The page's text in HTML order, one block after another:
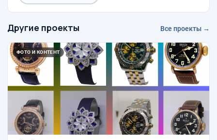
Другие проекты Все проекты →
ФОТО И КОНТЕНТ